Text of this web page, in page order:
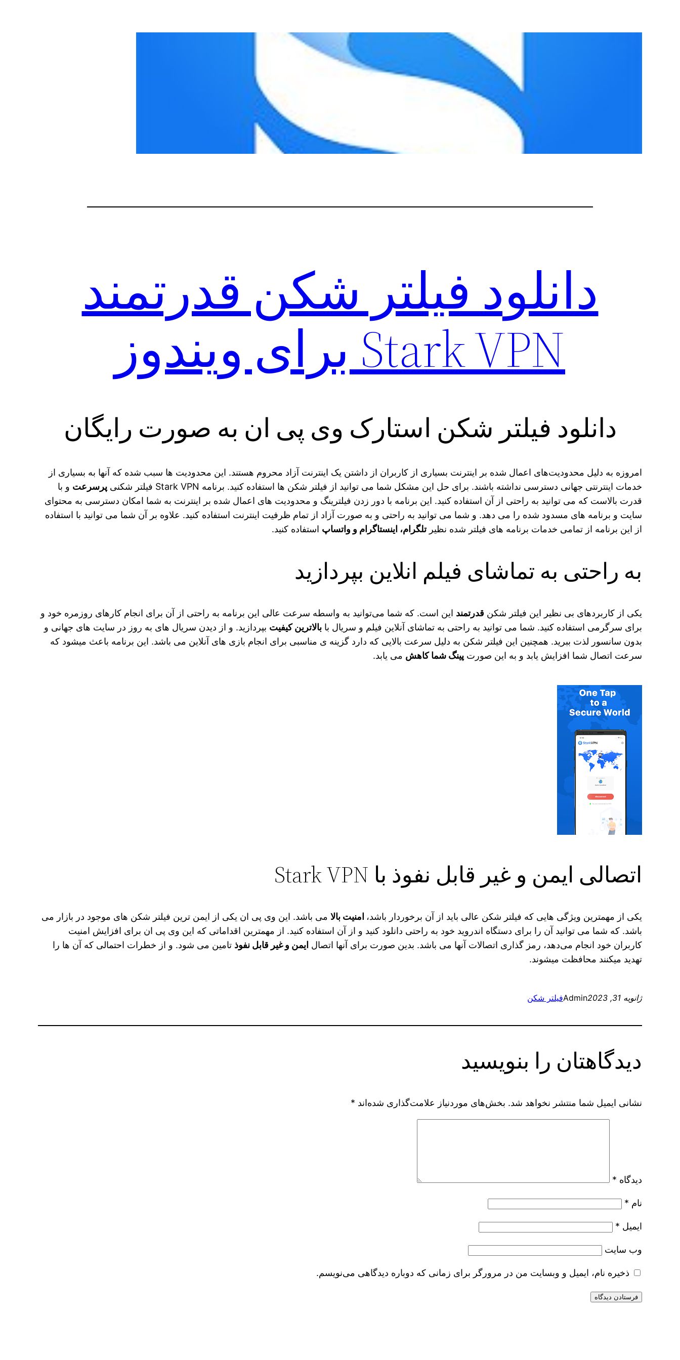
دانلود فیلتر شکن قدرتمند
Stark VPN برای ویندوز
دانلود فیلتر شکن استارک وی پی ان به صورت رایگان
امروزه به دلیل محدودیت‌های اعمال شده بر اینترنت بسیاری از کاربران از داشتن یک اینترنت آزاد محروم هستند. این محدودیت ها سبب شده که آنها به بسیاری از
خدمات اینترنتی جهانی دسترسی نداشته باشند. برای حل این مشکل شما می توانید از فیلتر شکن ها استفاده کنید. برنامه Stark VPN فیلتر شکنی
پرسرعت و با
قدرت بالاست که می توانید به راحتی از آن استفاده کنید. این برنامه با دور زدن فیلترینگ و محدودیت های اعمال شده بر اینترنت به شما امکان دسترسی به محتوای
سایت و برنامه های مسدود شده را می دهد. و شما می توانید به راحتی و به صورت آزاد از تمام ظرفیت اینترنت استفاده کنید. علاوه بر آن شما می توانید با استفاده
از این برنامه از تمامی خدمات برنامه های فیلتر شده نظیرتلگرام، اینستاگرام و واتساپ استفاده کنید.
به راحتی به تماشای فیلم انلاین بپردازید
یکی از کاربردهای بی نظیر این فیلتر شکن قدرتمند این است. که شما می‌توانید به واسطه سرعت عالی این برنامه به راحتی از آن برای انجام کارهای روزمره خود و
برای سرگرمی استفاده کنید. شما می توانید به راحتی به تماشای آنلاین فیلم و سریال بابالاترین کیفیت بپردازید. و از دیدن سریال های به روز در سایت های جهانی و
بدون سانسور لذت ببرید. همچنین این فیلتر شکن به دلیل سرعت بالایی که دارد گزینه ی مناسبی برای انجام بازی های آنلاین می باشد. این برنامه باعث میشود که
سرعت اتصال شما افزایش یابد و به این صورتپینگ شما کاهش می یابد.
اتصالی ایمن و غیر قابل نفوذ با Stark VPN
یکی از مهمترین ویژگی هایی که فیلتر شکن عالی باید از آن برخوردار باشد، امنیت بالا می باشد. این وی‌ پی ان یکی از ایمن ترین فیلتر شکن های موجود در بازار می
باشد. که شما می توانید آن را برای دستگاه اندروید خود به راحتی دانلود کنید و از آن استفاده کنید. از مهمترین اقداماتی که این وی پی ان برای افزایش امنیت
کاربران خود انجام می‌دهد، رمز گذاری اتصالات آنها می باشد. بدین صورت برای آنها اتصال ایمن و غیر قابل نفوذ تامین می شود. و از خطرات احتمالی که آن ها را
تهدید میکنند محافظت میشوند.
ژانویه 31, 2023 Adminفیلتر شکن
دیدگاهتان را بنویسید
نشانی ایمیل شما منتشر نخواهد شد. بخش‌های موردنیاز علامت‌گذاری شده‌اند *
دیدگاه *
نام *
ایمیل *
وب‌ سایت
ذخیره نام، ایمیل و وبسایت من در مرورگر برای زمانی که دوباره دیدگاهی می‌نویسم.